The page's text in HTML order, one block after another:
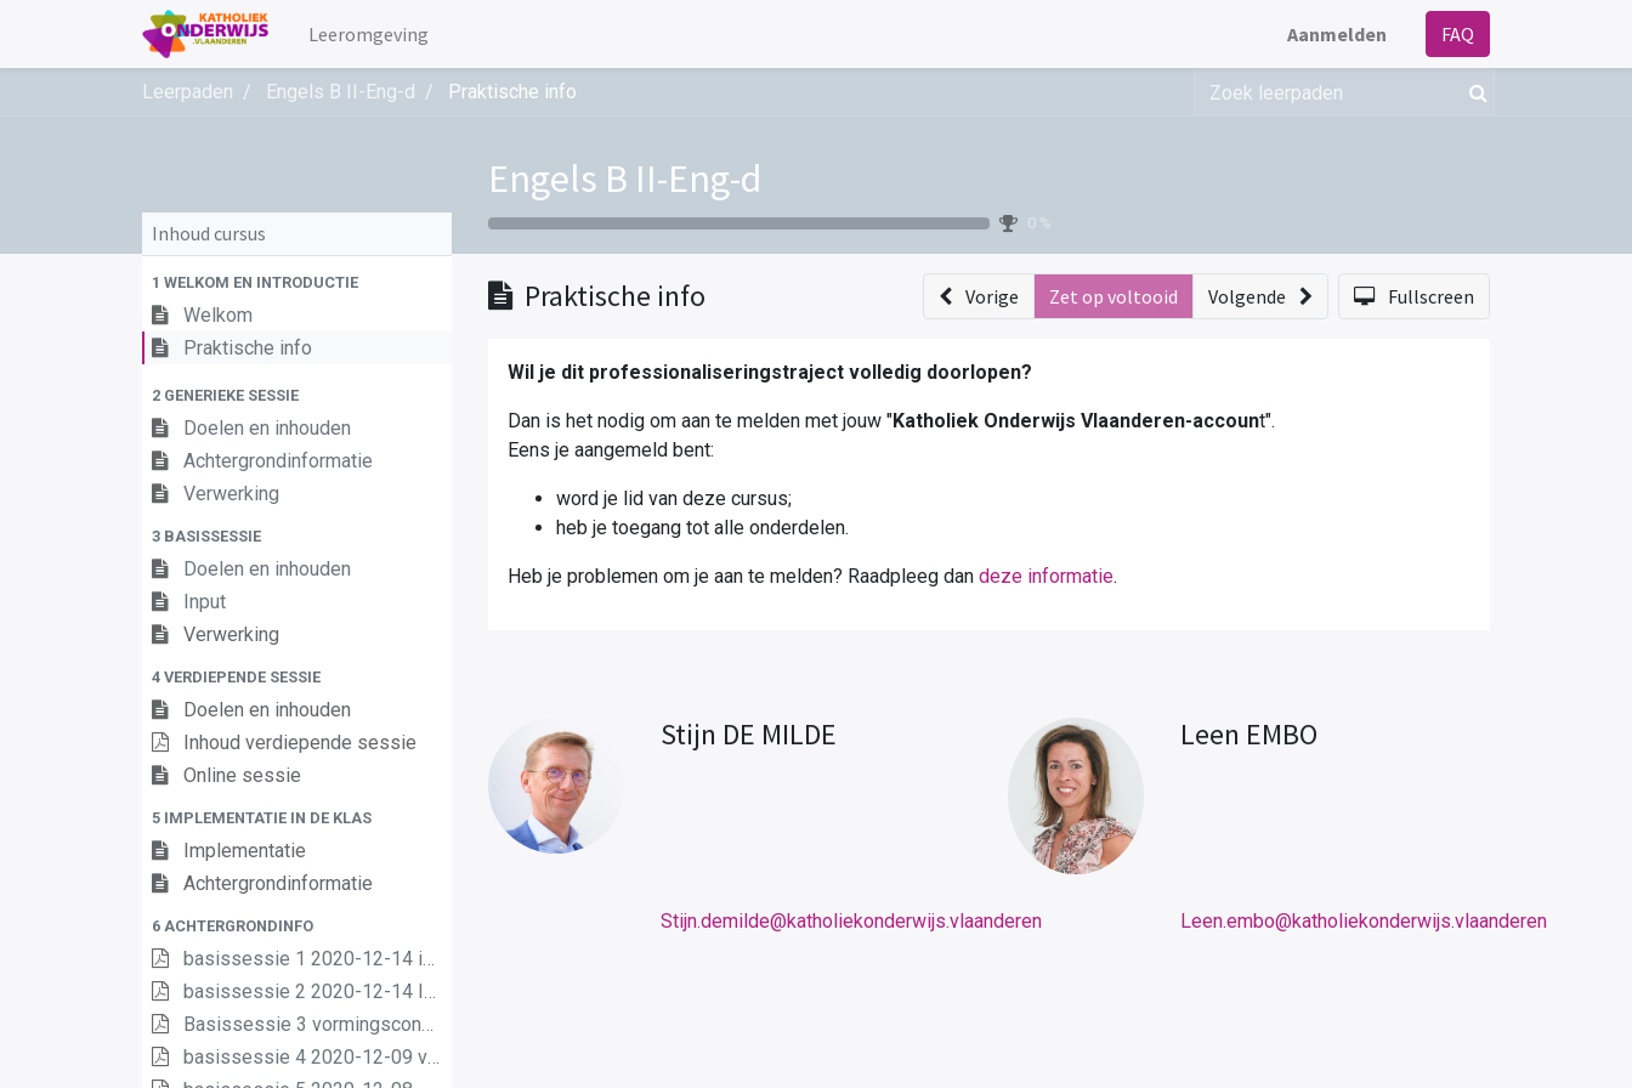
Leeromgeving Aanmelden FAQ
Leerpaden Engels B II-Eng-d Praktische info
Engels B II-Eng-d
0 %
Inhoud cursus
1 WELKOM EN INTRODUCTIE
Welkom
Praktische info
2 GENERIEKE SESSIE
Doelen en inhouden
Achtergrondinformatie
Verwerking
3 BASISSESSIE
Doelen en inhouden
Input
Verwerking
4 VERDIEPENDE SESSIE
Doelen en inhouden
Inhoud verdiepende sessie
Online sessie
5 IMPLEMENTATIE IN DE KLAS
Implementatie
Achtergrondinformatie
6 ACHTERGRONDINFO
basissessie 1 2020-12-14 intro (2) (2) (1) (1)
basissessie 2 2020-12-14 Inhoud en opbouw (2) (1) (1)
Basissessie 3 vormingsconcept (1)
basissessie 4 2020-12-09 van matrix nr leerplannen pdf (1) (1)
Praktische info Vorige Zet op voltooid Volgende Fullscreen
Wil je dit professionaliseringstraject volledig doorlopen?
Dan is het nodig om aan te melden met jouw "Katholiek Onderwijs Vlaanderen-account".
Eens je aangemeld bent:
word je lid van deze cursus;
heb je toegang tot alle onderdelen.
Heb je problemen om je aan te melden? Raadpleeg dan deze informatie.
Stijn DE MILDE
Stijn.demilde@katholiekonderwijs.vlaanderen
Leen EMBO
Leen.embo@katholiekonderwijs.vlaanderen